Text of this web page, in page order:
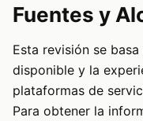
Fuentes y
Esta revisión se
disponible y la
plataformas de
Para obtener la